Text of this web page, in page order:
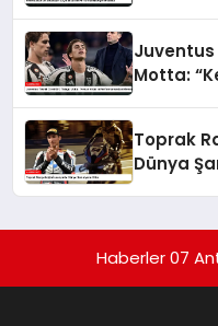
Motta:
Toprak
Dünya
Haberler 07